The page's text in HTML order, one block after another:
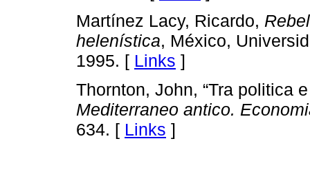
Martínez Lacy, Ricardo,
helenística, México,
1995. [ Links ]
Thornton, John, “Tra politica
Mediterraneo antico.
634. [ Links ]